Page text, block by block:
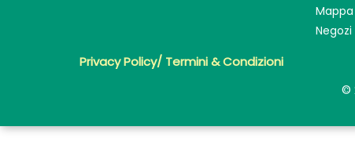
Negozi
Privacy Policy/ Termini & Condizioni
©